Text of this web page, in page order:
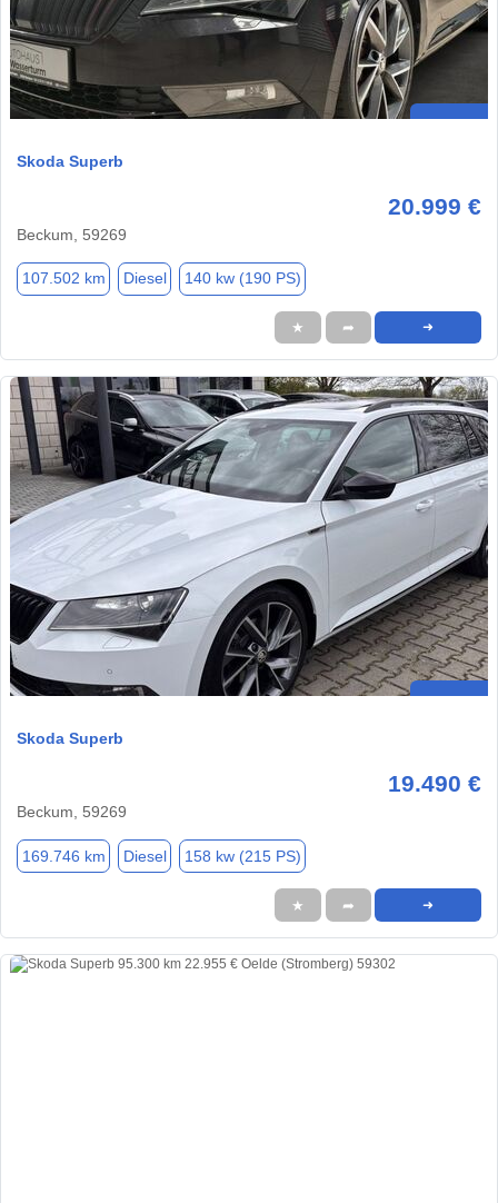
Skoda Superb
20.999 €
Beckum, 59269
107.502 km Diesel 140 kw (190 PS)
★ ➦ ➜
Skoda Superb
19.490 €
Beckum, 59269
169.746 km Diesel 158 kw (215 PS)
★ ➦ ➜